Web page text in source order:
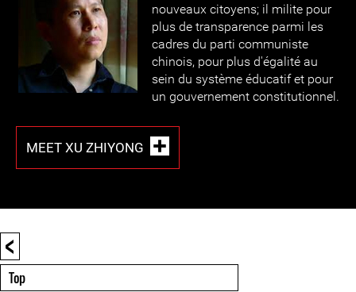
nouveaux citoyens; il milite pour
plus de transparence parmi les
cadres du parti communiste
chinois, pour plus d'égalité au
sein du système éducatif et pour
un gouvernement constitutionnel.
MEET XU ZHIYONG
<
Top